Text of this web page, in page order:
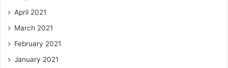
April 2021
March 2021
February 2021
January 2021